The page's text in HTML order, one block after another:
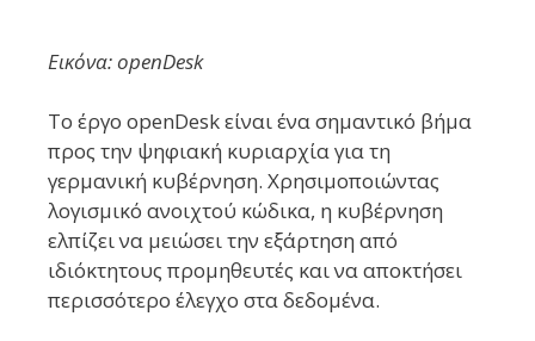
Εικόνα: openDesk
Το έργο openDesk είναι ένα σημαντικό βήμα
προς την ψηφιακή κυριαρχία για τη
γερμανική κυβέρνηση. Χρησιμοποιώντας
λογισμικό ανοιχτού κώδικα, η κυβέρνηση
ελπίζει να μειώσει την εξάρτηση από
ιδιόκτητους προμηθευτές και να αποκτήσει
περισσότερο έλεγχο στα δεδομένα.